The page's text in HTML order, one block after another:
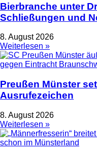
Bierbranche unter
Schließungen und
8. August 2026
Weiterlesen »
Preußen Münster
Ausrufezeichen
8. August 2026
Weiterlesen »